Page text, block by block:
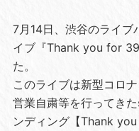
7月14日、渋谷のライ
イブ『Thank you for
た。
このライブは新型コロ
営業自粛等を行ってき
ンディング【Thank